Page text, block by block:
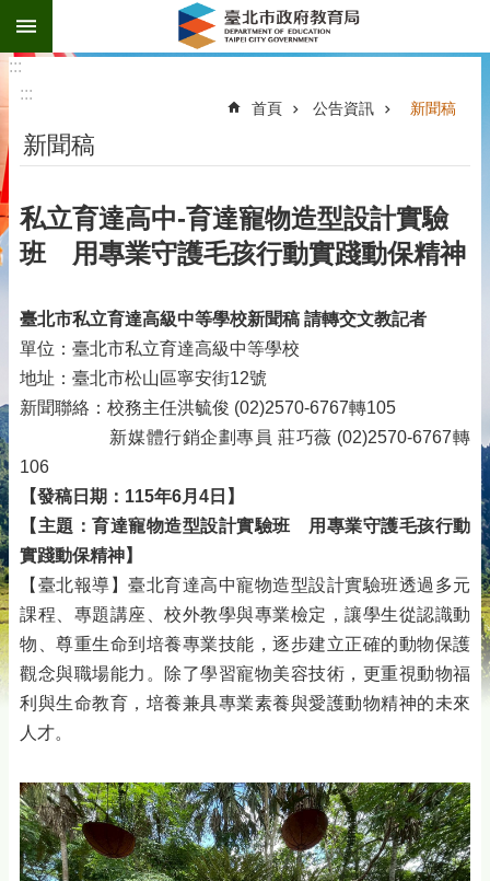
跳到主要內容區塊
:::
:::
首頁 公告資訊 新聞稿
新聞稿
私立育達高中-育達寵物造型設計實驗
班 用專業守護毛孩行動實踐動保精神
臺北市私立育達高級中等學校新聞稿 請轉交文教記者
單位：臺北市私立育達高級中等學校
地址：臺北市松山區寧安街12號
新聞聯絡：校務主任洪毓俊 (02)2570-6767轉105
新媒體行銷企劃專員 莊巧薇 (02)2570-6767轉
106
【發稿日期：115年6月4日】
【主題： 育達寵物造型設計實驗班 用專業守護毛孩行動
實踐動保精神】
【臺北報導】臺北育達高中寵物造型設計實驗班透過多元
課程、專題講座、校外教學與專業檢定，讓學生從認識動
物、尊重生命到培養專業技能，逐步建立正確的動物保護
觀念與職場能力。除了學習寵物美容技術，更重視動物福
利與生命教育，培養兼具專業素養與愛護動物精神的未來
人才。